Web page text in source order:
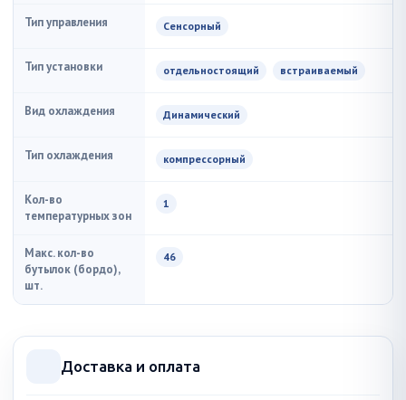
Тип управления Сенсорный
Тип установки отдельностоящий встраиваемый
Вид охлаждения Динамический
Тип охлаждения компрессорный
Кол-во
температурных зон
1
Макс. кол-во
бутылок (бордо),
шт.
46
Доставка и оплата